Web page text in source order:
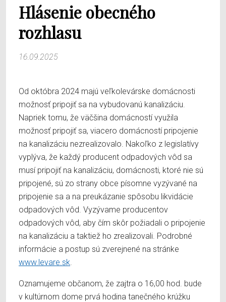
Hlásenie obecného
rozhlasu
16.09.2025
Od októbra 2024 majú veľkolevárske domácnosti
možnosť pripojiť sa na vybudovanú kanalizáciu.
Napriek tomu, že väčšina domácností využila
možnosť pripojiť sa, viacero domácností pripojenie
na kanalizáciu nezrealizovalo. Nakoľko z legislatívy
vyplýva, že každý producent odpadových vôd sa
musí pripojiť na kanalizáciu, domácnosti, ktoré nie sú
pripojené, sú zo strany obce písomne vyzývané na
pripojenie sa a na preukázanie spôsobu likvidácie
odpadových vôd. Vyzývame producentov
odpadových vôd, aby čím skôr požiadali o pripojenie
na kanalizáciu a taktiež ho zrealizovali. Podrobné
informácie a postup sú zverejnené na stránke
www.levare.sk
Oznamujeme občanom, že zajtra o 16,00 hod. bude
v kultúrnom dome prvá hodina tanečného krúžku